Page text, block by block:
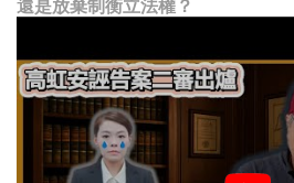
還是放棄制衡立法權？